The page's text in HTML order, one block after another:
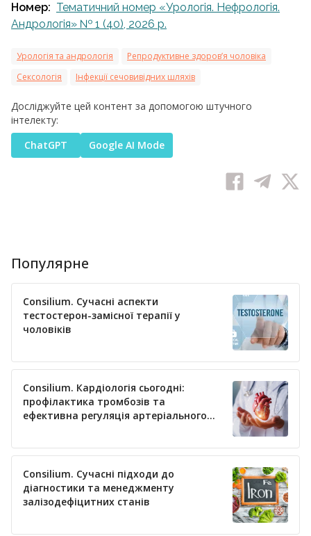
Номер: Тематичний номер «Урологія. Нефрологія.
Андрологія» № 1 (40), 2026 р.
Урологія та андрологія
Репродуктивне здоров’я чоловіка
Сексологія
Інфекції сечовивідних шляхів
Досліджуйте цей контент за допомогою штучного
інтелекту:
ChatGPT
Google AI Mode
Популярне
Consilium. Сучасні аспекти
тестостерон-замісної терапії у
чоловіків
Consilium. Кардіологія сьогодні:
профілактика тромбозів та
ефективна регуляція артеріального
Consilium. Сучасні підходи до
діагностики та менеджменту
залізодефіцитних станів